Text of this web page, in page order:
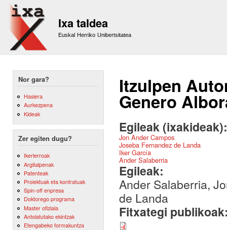
Ixa taldea
Euskal Herriko Unibertsitatea
Nor gara?
Hasiera
Aurkezpena
Kideak
Zer egiten dugu?
Ikerlerroak
Argitalpenak
Patenteak
Proiektuak eta kontratuak
Spin-off enpresa
Doktorego programa
Master ofiziala
Antolatutako ekintzak
Etengabeko formakuntza
Itzulpen
Genero
Egileak
Jon Ander Campos
Joseba Fernandez de Landa
Iker García
Ander Salaberria
Egileak:
Ander Salaberria,
de Landa
Fitxategi